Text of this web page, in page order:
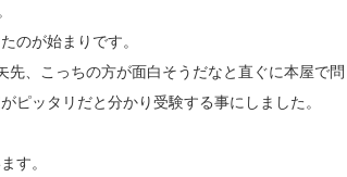
のが始まりです。
、こっちの方が面白そうだなと直ぐに本屋で問
ピッタリだと分かり受験する事にしました。
す。